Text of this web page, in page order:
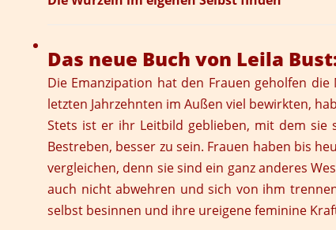
Das neue Buch von Leila
Die Emanzipation hat den Frauen geholfen
letzten Jahrzehnten im Außen viel bewirkten,
Stets ist er ihr Leitbild geblieben, mit dem sie
Bestreben, besser zu sein. Frauen haben bis
vergleichen, denn sie sind ein ganz anderes
auch nicht abwehren und sich von ihm
selbst besinnen und ihre ureigene feminine